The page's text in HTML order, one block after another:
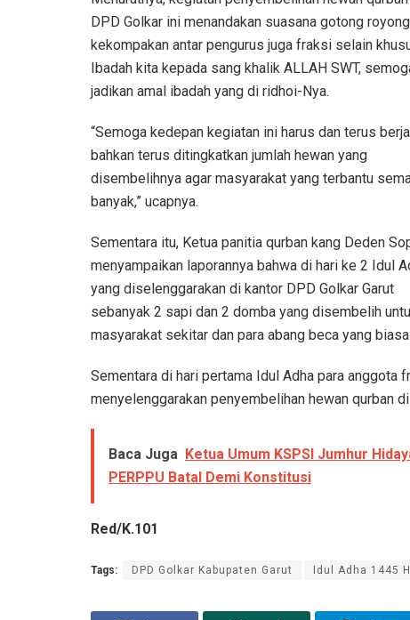
DPD Golkar ini menandakan suasana gotong
kekompakan antar pengurus juga fraksi selain
Ibadah kita kepada sang khalik ALLAH SWT,
jadikan amal ibadah yang di ridhoi-Nya.
“Semoga kedepan kegiatan ini harus dan terus
bahkan terus ditingkatkan jumlah hewan yang
disembelihnya agar masyarakat yang terbantu
banyak,” ucapnya.
Sementara itu, Ketua panitia qurban kang Deden
menyampaikan laporannya bahwa di hari ke 2 Idul
yang diselenggarakan di kantor DPD Golkar Garut
sebanyak 2 sapi dan 2 domba yang disembelih
masyarakat sekitar dan para abang beca yang
Sementara di hari pertama Idul Adha para anggota
menyelenggarakan penyembelihan hewan qurban
Baca Juga Ketua Umum KSPSI Jumhur
PERPPU Batal Demi Konstitusi
Red/K.101
Tags: DPD Golkar Kabupaten Garut Idul Adha 1445 H